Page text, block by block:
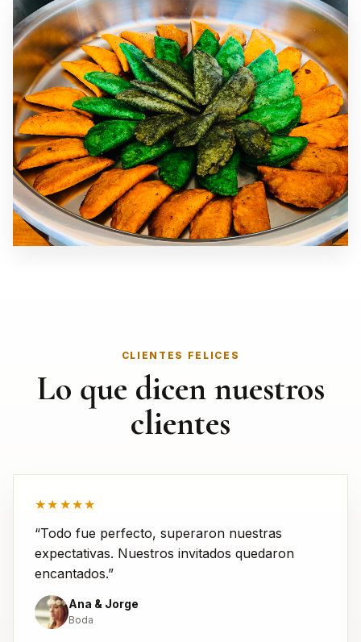
CLIENTES FELICES
Lo que dicen nuestros
clientes
★★★★★
“Todo fue perfecto, superaron nuestras
expectativas. Nuestros invitados quedaron
encantados.”
Ana & Jorge
Boda